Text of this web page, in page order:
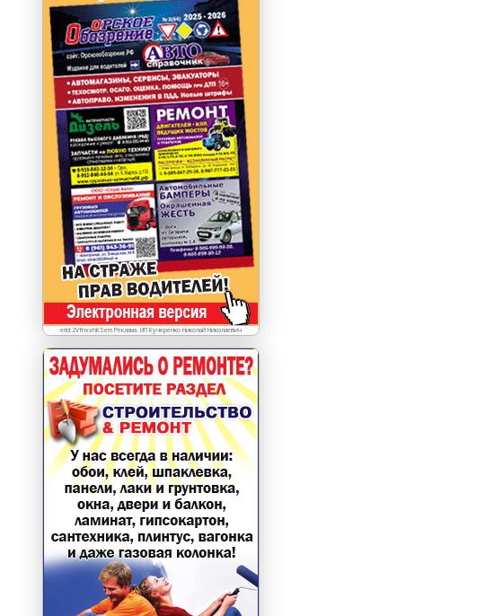
erid:2VfnxxhKSem Реклама. ИП Кучеренко Николай Николаевич